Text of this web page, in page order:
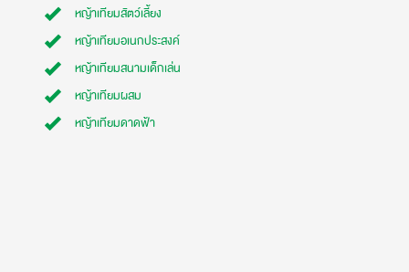
หญ้าเทียมสัตว์เลี้ยง
หญ้าเทียมอเนกประสงค์
หญ้าเทียมสนามเด็กเล่น
หญ้าเทียมผสม
หญ้าเทียมดาดฟ้า